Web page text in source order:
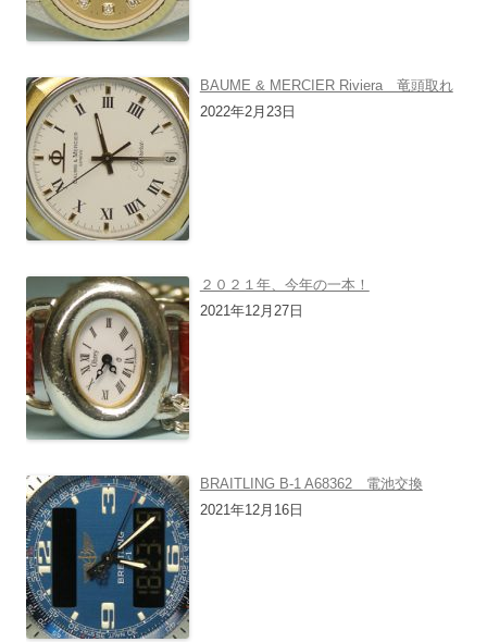
BAUME & MERCIER Riviera 竜頭取れ
2022年2月23日
２０２１年、今年の一本！
2021年12月27日
BRAITLING B-1 A68362 電池交換
2021年12月16日